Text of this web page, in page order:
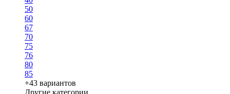
50
60
67
70
75
76
80
85
+43 вариантов
Другие категории